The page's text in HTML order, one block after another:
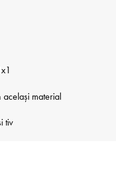
material
tiv